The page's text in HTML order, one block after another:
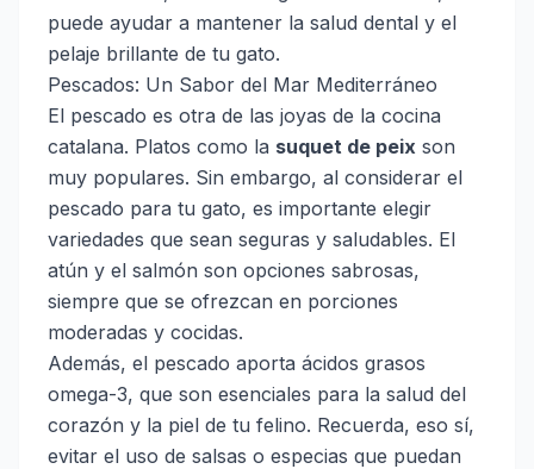
puede ayudar a mantener la salud dental y el
pelaje brillante de tu gato.
Pescados: Un Sabor del Mar Mediterráneo
El pescado es otra de las joyas de la cocina
catalana. Platos como la suquet de peix son
muy populares. Sin embargo, al considerar el
pescado para tu gato, es importante elegir
variedades que sean seguras y saludables. El
atún y el salmón son opciones sabrosas,
siempre que se ofrezcan en porciones
moderadas y cocidas.
Además, el pescado aporta ácidos grasos
omega-3, que son esenciales para la salud del
corazón y la piel de tu felino. Recuerda, eso sí,
evitar el uso de salsas o especias que puedan